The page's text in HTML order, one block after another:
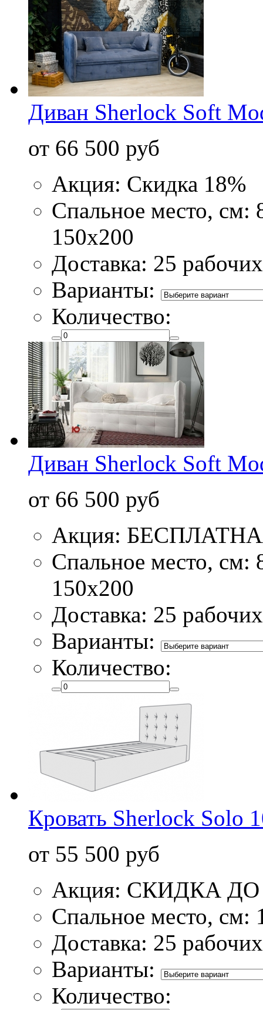
Диван Sherlock Soft
от 66 500 руб
Акция: Скидка 18%
Спальное место, см:
150х200
Доставка: 25
Варианты:
Количество:
Диван Sherlock Soft
от 66 500 руб
Акция:
Спальное место, см:
150х200
Доставка: 25
Варианты:
Количество:
Кровать Sherlock Solo
от 55 500 руб
Акция: СКИДКА ДО
Спальное место, см:
Доставка: 25
Варианты:
Количество: